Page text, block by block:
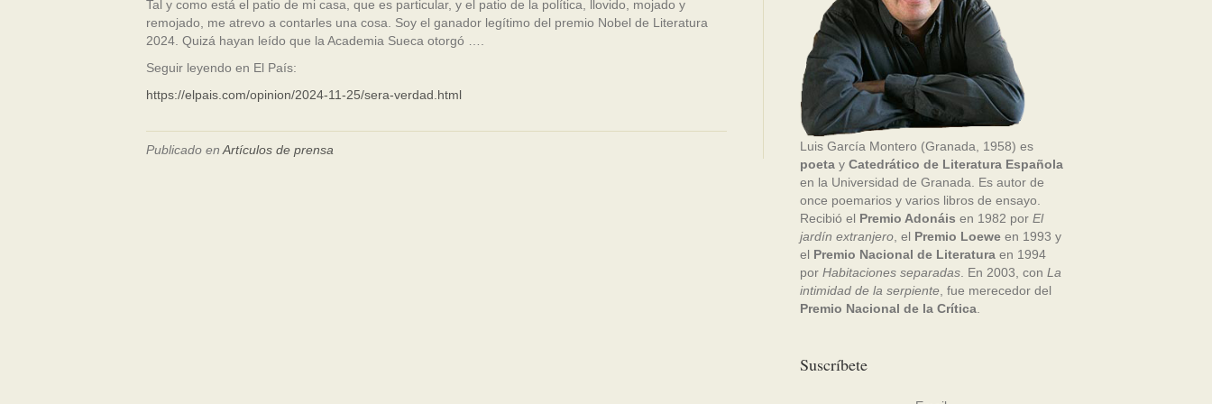
Tal y como está el patio de mi casa, que es particular, y el patio de la política, llovido, mojado y
remojado, me atrevo a contarles una cosa. Soy el ganador legítimo del premio Nobel de Literatura
2024. Quizá hayan leído que la Academia Sueca otorgó ….
Seguir leyendo en El País:
https://elpais.com/opinion/2024-11-25/sera-verdad.html
Publicado en Artículos de prensa
Luis García Montero (Granada, 1958) es
poeta y Catedrático de Literatura Española
en la Universidad de Granada. Es autor de
once poemarios y varios libros de ensayo.
Recibió el Premio Adonáis en 1982 por El
jardín extranjero , el Premio Loewe en 1993 y
el Premio Nacional de Literatura en 1994
por Habitaciones separadas . En 2003, con La
intimidad de la serpiente , fue merecedor del
Premio Nacional de la Crítica
Suscríbete